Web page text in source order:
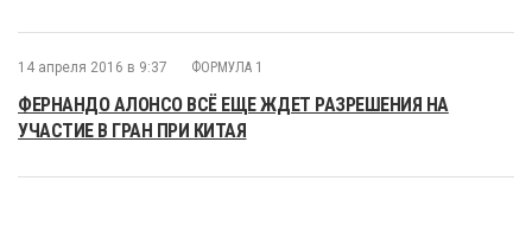
14 апреля 2016 в 9:37 ФОРМУЛА 1
ФЕРНАНДО АЛОНСО ВСЁ ЕЩЕ ЖДЕТ РАЗРЕШЕНИЯ НА
УЧАСТИЕ В ГРАН ПРИ КИТАЯ